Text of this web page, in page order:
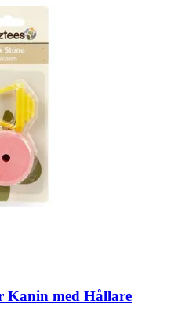
Kanin med Hållare